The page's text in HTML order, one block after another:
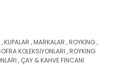
,KUPALAR ,MARKALAR ,ROYKİNG,
KOLEKSİYONLARI ,ROYKİNG
, ÇAY & KAHVE FİNCANI